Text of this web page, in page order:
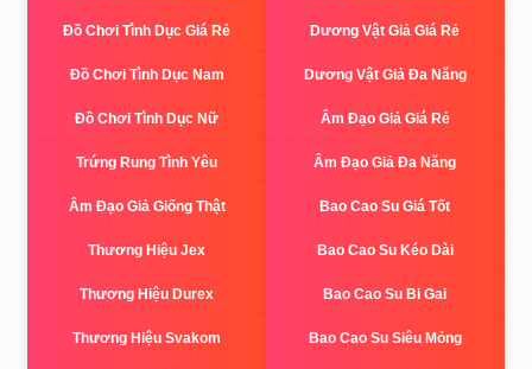
Đồ Chơi Tình Dục Giá Rẻ Dương Vật Giả Giá Rẻ
Đồ Chơi Tình Dục Nam Dương Vật Giả Đa Năng
Đồ Chơi Tình Dục Nữ Âm Đạo Giả Giá Rẻ
Trứng Rung Tình Yêu Âm Đạo Giả Đa Năng
Âm Đạo Giả Giống Thật Bao Cao Su Giá Tốt
Thương Hiệu Jex Bao Cao Su Kéo Dài
Thương Hiệu Durex Bao Cao Su Bi Gai
Thương Hiệu Svakom Bao Cao Su Siêu Mỏng